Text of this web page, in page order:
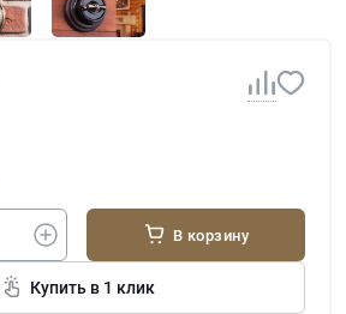
В корзину
Купить в 1 клик